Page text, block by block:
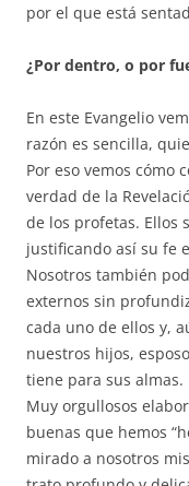
por el que está
¿Por dentro, o por
En este Evangelio
razón es sencilla,
Por eso vemos cómo
verdad de la
de los profetas. Ellos
justificando así su fe
Nosotros también
externos sin
cada uno de ellos y,
nuestros hijos,
tiene para sus almas.
Muy orgullosos
buenas que hemos
mirado a nosotros